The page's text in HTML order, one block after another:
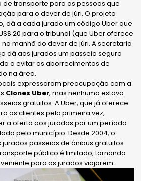
transporte para as pessoas que
para o dever de júri. O projeto
dá a cada jurado um código Uber que
20 para o tribunal (que Uber oferece
manhã do dever de júri. A secretaria
dá aos jurados um passeio seguro
a evitar os aborrecimentos de
na área.
expressaram preocupação com a
Clones Uber, mas nenhuma estava
gratuitos. A Uber, que já oferece
os clientes pela primeira vez,
a oferta aos jurados por um período
pelo município. Desde 2004, o
passeios de ônibus gratuitos
público é limitado, tornando
para os jurados viajarem.